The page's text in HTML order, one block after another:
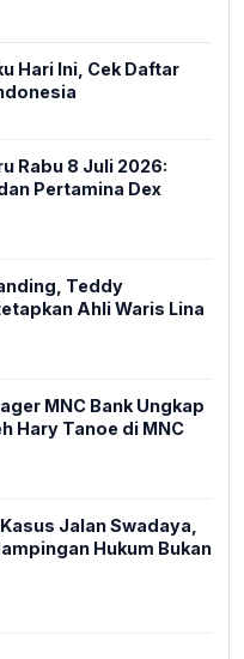
Hari Ini, Cek Daftar
Rabu 8 Juli 2026:
Pertamina Dex
Teddy
Ahli Waris Lina
MNC Bank Ungkap
Hary Tanoe di MNC
Jalan Swadaya,
Hukum Bukan